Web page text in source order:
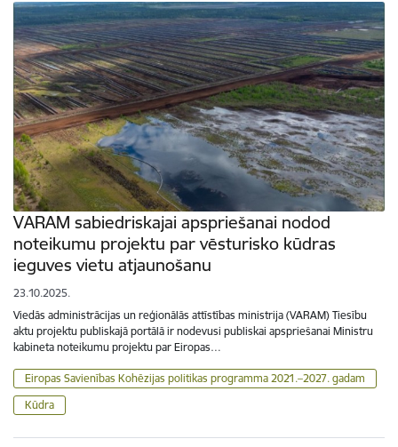
VARAM sabiedriskajai apspriešanai nodod
noteikumu projektu par vēsturisko kūdras
ieguves vietu atjaunošanu
23.10.2025.
Viedās administrācijas un reģionālās attīstības ministrija (VARAM) Tiesību
aktu projektu publiskajā portālā ir nodevusi publiskai apspriešanai Ministru
kabineta noteikumu projektu par Eiropas…
Eiropas Savienības Kohēzijas politikas programma 2021.–2027. gadam
Kūdra